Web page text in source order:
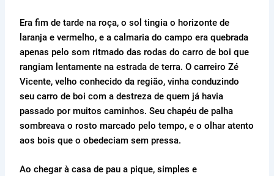
Era fim de tarde na roça, o sol tingia o horizonte de
laranja e vermelho, e a calmaria do campo era quebrada
apenas pelo som ritmado das rodas do carro de boi que
rangiam lentamente na estrada de terra. O carreiro Zé
Vicente, velho conhecido da região, vinha conduzindo
seu carro de boi com a destreza de quem já havia
passado por muitos caminhos. Seu chapéu de palha
sombreava o rosto marcado pelo tempo, e o olhar atento
aos bois que o obedeciam sem pressa.
Ao chegar à casa de pau a pique, simples e